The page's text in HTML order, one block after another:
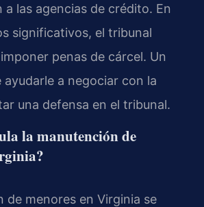
las agencias de crédito. En
significativos, el tribunal
penas de cárcel. Un
ayudarle a negociar con la
una defensa en el tribunal.
la manutención de
de menores en Virginia se